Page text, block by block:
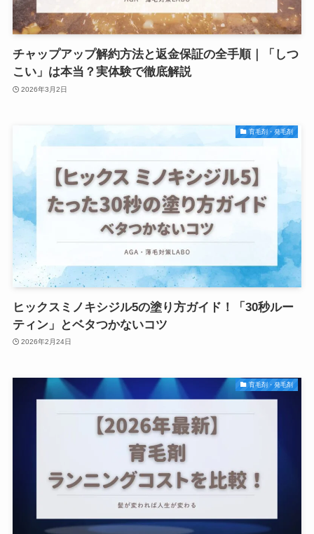
チャップアップ解約方法と返金保証の全手順｜「しつ
こい」は本当？実体験で徹底解説
2026年3月2日
育毛剤・発毛剤
ヒックスミノキシジル5の塗り方ガイド！「30秒ルー
ティン」とベタつかないコツ
2026年2月24日
育毛剤・発毛剤